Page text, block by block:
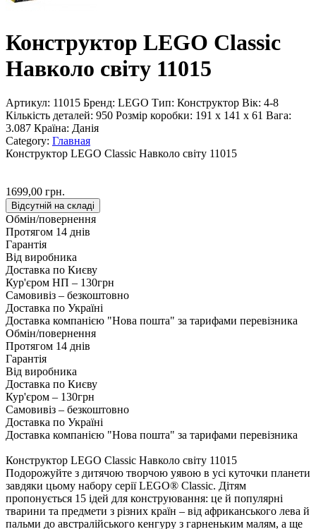
Конструктор LEGO Classic
Навколо світу 11015
Артикул: 11015 Бренд: LEGO Тип: Конструктор Вік: 4-8
Кількість деталей: 950 Розмір коробки: 191 x 141 x 61 Вага:
3.087 Країна: Данія
Category: Главная
Конструктор LEGO Classic Навколо світу 11015
1699,00 грн.
Відсутній на складі
Обмін/повернення
Протягом 14 днів
Гарантія
Від виробника
Доставка по Києву
Кур'єром НП – 130грн
Самовивіз – безкоштовно
Доставка по Україні
Доставка компанією "Нова пошта" за тарифами перевізника
Обмін/повернення
Протягом 14 днів
Гарантія
Від виробника
Доставка по Києву
Кур'єром – 130грн
Самовивіз – безкоштовно
Доставка по Україні
Доставка компанією "Нова пошта" за тарифами перевізника
Конструктор LEGO Classic Навколо світу 11015
Подорожуйте з дитячою творчою уявою в усі куточки планети
завдяки цьому набору серії LEGO® Classic. Дітям
пропонується 15 ідей для конструювання: це й популярні
тварини та предмети з різних країн – від африканського лева й
пальми до австралійського кенгуру з гарненьким малям, а ще